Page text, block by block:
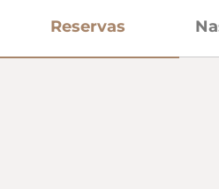
Reservas